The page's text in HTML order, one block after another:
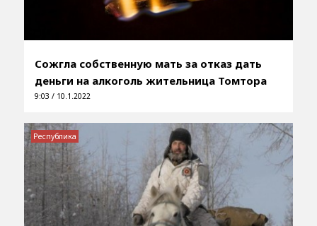
Сожгла собственную мать за отказ дать
деньги на алкоголь жительница Томтора
9:03 / 10.1.2022
Республика